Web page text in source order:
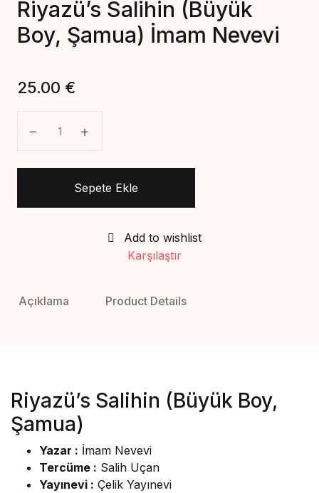
Create Account
Riyazü’s Salihin (Büyük
Boy, Şamua) İmam Nevevi
25.00 €
Sepete Ekle
Add to wishlist
Karşılaştır
Açıklama Product Details
Riyazü’s Salihin (Büyük Boy,
Şamua)
Yazar : İmam Nevevi
Tercüme : Salih Uçan
Yayınevi : Çelik Yayınevi